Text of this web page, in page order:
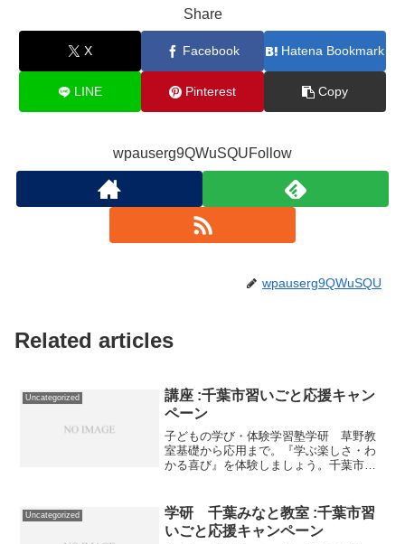
Share
X Facebook Hatena Bookmark
LINE Pinterest Copy
wpauserg9QWuSQUFollow
wpauserg9QWuSQU
Related articles
Uncategorized
講座 :千葉市習いごと応援キャン
ペーン
子どもの学び・体験学習塾学研 草野教
室基礎から応用まで。『学ぶ楽しさ・わ
かる喜び』を体験しましょう。千葉市稲
楽教室Smile Music Toge...
Uncategorized
学研 千葉みなと教室 :千葉市習
いごと応援キャンペーン